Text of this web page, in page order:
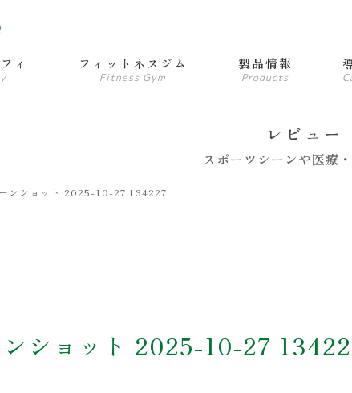
ィ フィットネスジム
Fitness Gym
製品情報
Products
レビュー
スポーツシーンや医療
ンショット 2025-10-27 134227
ショット 2025-10-27